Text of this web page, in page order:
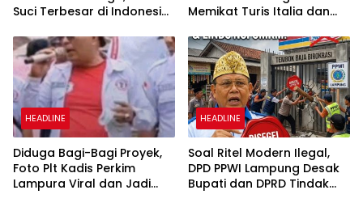
Suci Terbesar di Indonesia
dan Merekatkan Ikatan
Keluarga*
Memikat Turis Italia dan
HEADLINE
Diduga Bagi-Bagi Proyek,
Foto Plt Kadis Perkim
Lampura Viral dan Jadi
HEADLINE
Soal Ritel Modern Ilegal,
DPD PPWI Lampung Desak
Bupati dan DPRD Tindak